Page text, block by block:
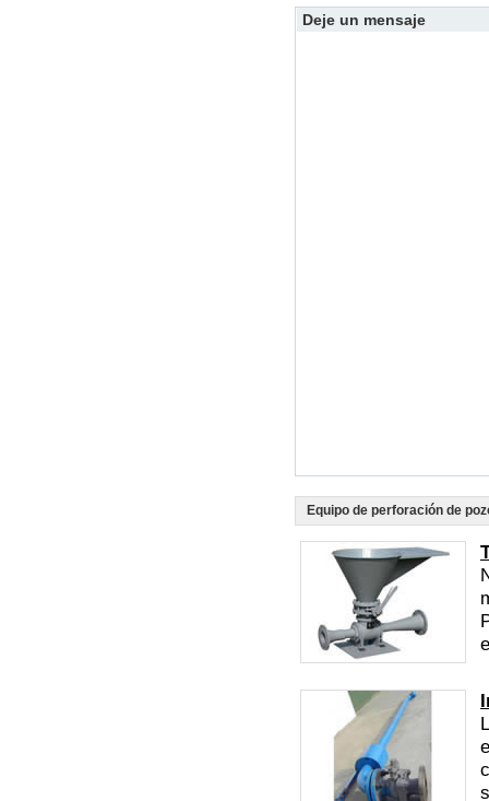
Deje un mensaje
Equipo de perforación de